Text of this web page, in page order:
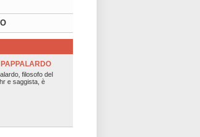
filosofo del
e saggista, è